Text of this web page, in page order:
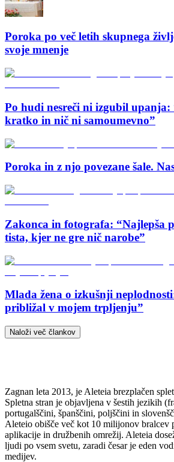
Poroka po več letih skupnega
svoje mnenje
Po hudi nesreči ni izgubil
kratko in nič ni samoumevno”
Poroka in z njo povezane šale.
Zakonca in fotografa: “Najlepša
tista, kjer ne gre nič narobe”
Mlada žena o izkušnji
približal v mojem trpljenju”
Naloži več člankov
Zagnan leta 2013, je Aleteia brezplačen
Spletna stran je objavljena v šestih jezikih
portugalščini, španščini, poljščini in
Aleteio obišče več kot 10 milijonov bralcev
aplikacije in družbenih omrežij. Aleteia
ljudi po vsem svetu, zaradi česar je eden
medijev.